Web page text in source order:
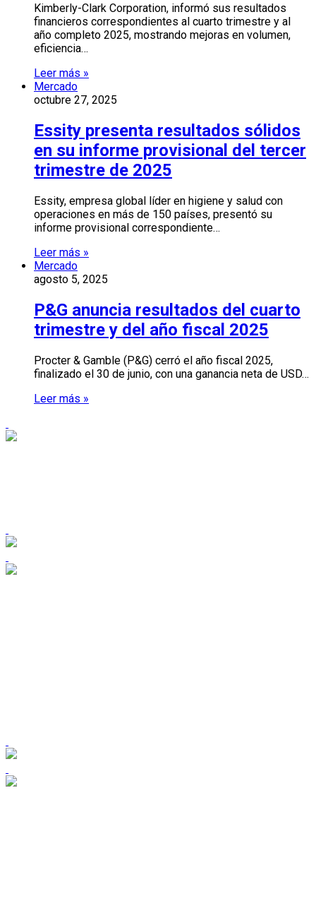
Kimberly-Clark Corporation, informó sus resultados
financieros correspondientes al cuarto trimestre y al
año completo 2025, mostrando mejoras en volumen,
eficiencia…
Leer más »
Mercado
octubre 27, 2025
Essity presenta resultados sólidos
en su informe provisional del tercer
trimestre de 2025
Essity, empresa global líder en higiene y salud con
operaciones en más de 150 países, presentó su
informe provisional correspondiente…
Leer más »
Mercado
agosto 5, 2025
P&G anuncia resultados del cuarto
trimestre y del año fiscal 2025
Procter & Gamble (P&G) cerró el año fiscal 2025,
finalizado el 30 de junio, con una ganancia neta de USD…
Leer más »